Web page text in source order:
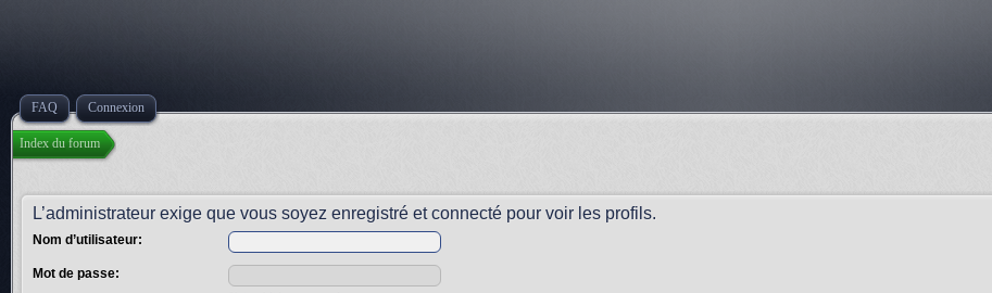
FAQ Connexion
Index du forum
L’administrateur exige que vous soyez enregistré et connecté pour voir les profils.
Nom d’utilisateur:
Mot de passe: